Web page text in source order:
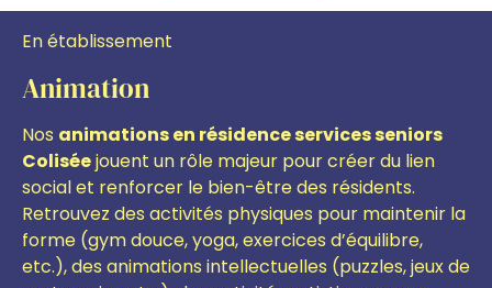
En établissement
Animation
Nos animations en résidence services seniors
Coliséejouent un rôle majeur pour créer du lien
social et renforcer le bien-être des résidents.
Retrouvez des activités physiques pour maintenir la
forme (gym douce, yoga, exercices d’équilibre,
etc.), des animations intellectuelles (puzzles, jeux de